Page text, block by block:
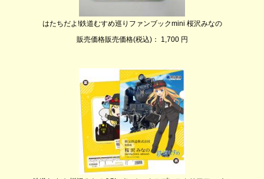
はたちだよ!鉄道むすめ巡りファンブックmini 桜沢みなの
販売価格販売価格(税込)： 1,700 円